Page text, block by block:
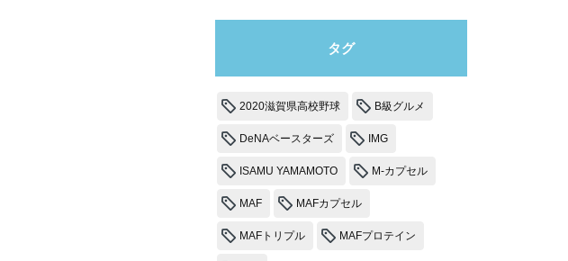
タグ
2020滋賀県高校野球 B級グルメ
DeNAベースターズ IMG
ISAMU YAMAMOTO M-カプセル
MAF MAFカプセル
MAFトリプル MAFプロテイン